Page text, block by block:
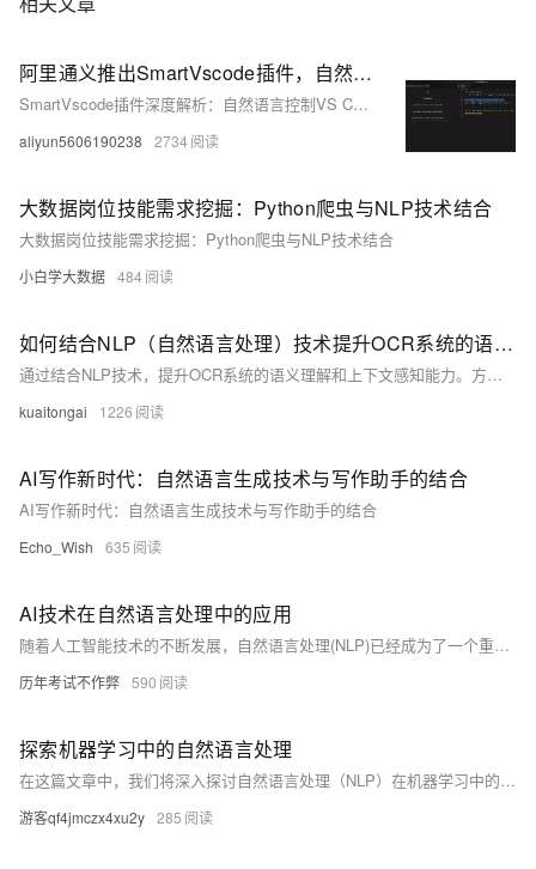
阿里通义推出SmartVscode插件，自然语言控制VS Code，轻松开发应用，核心技术开源！
SmartVscode插件深度解析：自然语言控制VS Code的革命性工具及其开源框架App-Controller
aliyun5606190238 2734
大数据岗位技能需求挖掘：Python爬虫与NLP技术结合
大数据岗位技能需求挖掘：Python爬虫与NLP技术结合
小白学大数据 484
如何结合NLP（自然语言处理）技术提升OCR系统的语义理解和上下文感知能力？
通过结合NLP技术，提升OCR系统的语义理解和上下文感知能力。方法包括集成NLP模块、文本预处理、语义特征提取、上下文推理及引入领域知识库。代码示例展示了如何使用Tesseract进行OCR识别，并通过BERT模型进行语义理解和纠错，最终提高文本识别的准确性。相关API如医疗电子发票验真、车险保单识别等可进一步增强应用效果。
kuaitongai 1226
AI写作新时代：自然语言生成技术与写作助手的结合
AI写作新时代：自然语言生成技术与写作助手的结合
Echo_Wish 635
AI技术在自然语言处理中的应用
随着人工智能技术的不断发展，自然语言处理(NLP)已经成为了一个重要的应用领域。本文将介绍一些常见的NLP任务和算法，并通过代码示例来展示如何实现这些任务。我们将讨论文本分类、情感分析、命名实体识别等常见任务，并使用Python和相关库来实现这些任务。最后，我们将探讨NLP在未来的发展趋势和挑战。
历年考试不作弊 590
探索机器学习中的自然语言处理
在这篇文章中，我们将深入探讨自然语言处理（NLP）在机器学习中的应用。NLP是人工智能的一个分支，它使计算机能够理解、解释和生成人类语言。我们将通过Python编程语言和一些流行的库如NLTK和spaCy来实现一些基本的NLP任务。无论你是初学者还是有经验的开发者，这篇文章都将为你提供有价值的信息。
游客qf4jmczx4xu2y 285